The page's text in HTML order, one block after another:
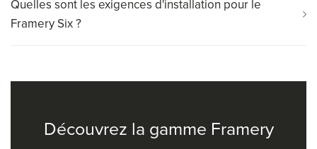
Quelles sont les exigences d'installation pour le
Framery Six ?
Découvrez la gamme Framery